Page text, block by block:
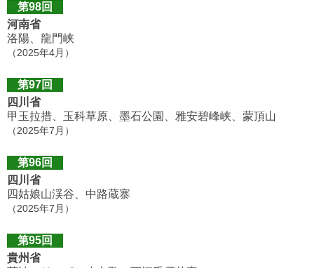
第98回
河南省
洛陽、龍門峡
（2025年4月）
第97回
四川省
甲玉拉措、玉科草原、墨石公園、雅安碧峰峡、蒙頂山
（2025年7月）
第96回
四川省
四姑娘山渓谷、中路蔵寨
（2025年7月）
第95回
貴州省